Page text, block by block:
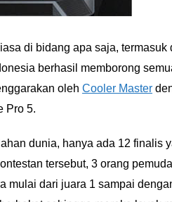
di bidang apa saja, termasuk
berhasil memborong
oleh Cooler Master
Pro 5.
dunia, hanya ada 12 finalis
tersebut, 3 orang
mulai dari juara 1 sampai